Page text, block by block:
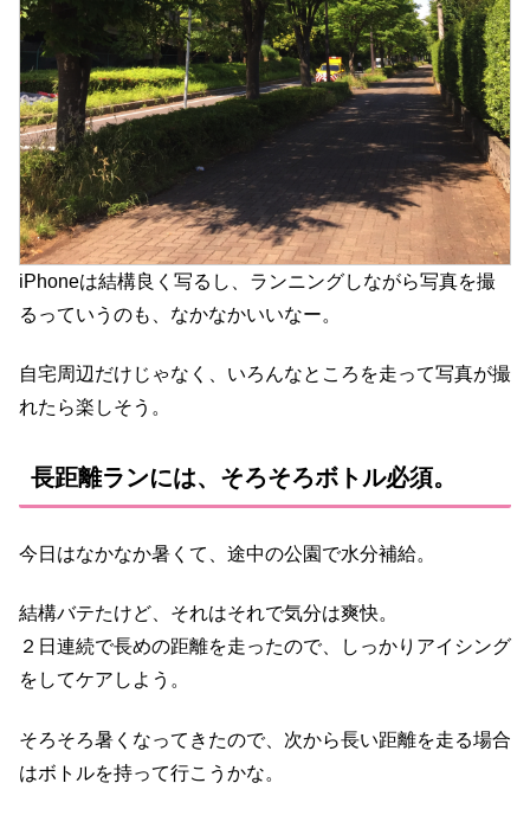
iPhoneは結構良く写るし、ランニングしながら写真を撮
るっていうのも、なかなかいいなー。
自宅周辺だけじゃなく、いろんなところを走って写真が撮
れたら楽しそう。
長距離ランには、そろそろボトル必須。
今日はなかなか暑くて、途中の公園で水分補給。
結構バテたけど、それはそれで気分は爽快。
２日連続で長めの距離を走ったので、しっかりアイシング
をしてケアしよう。
そろそろ暑くなってきたので、次から長い距離を走る場合
はボトルを持って行こうかな。